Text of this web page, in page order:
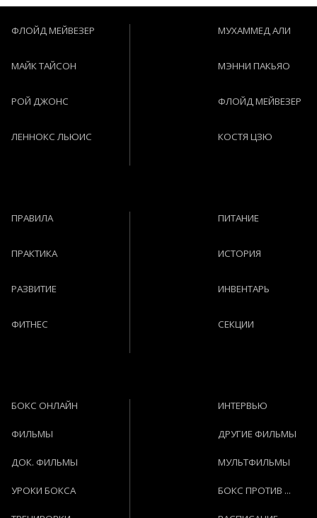
ФЛОЙД МЕЙВЕЗЕР
МАЙК ТАЙСОН
РОЙ ДЖОНС
ЛЕННОКС ЛЬЮИС
МУХАММЕД АЛИ
МЭННИ ПАКЬЯО
ФЛОЙД МЕЙВЕЗЕР
КОСТЯ ЦЗЮ
ПРАВИЛА
ПРАКТИКА
РАЗВИТИЕ
ФИТНЕС
ПИТАНИЕ
ИСТОРИЯ
ИНВЕНТАРЬ
СЕКЦИИ
БОКС ОНЛАЙН
ФИЛЬМЫ
ДОК. ФИЛЬМЫ
УРОКИ БОКСА
ИНТЕРВЬЮ
ДРУГИЕ ФИЛЬМЫ
МУЛЬТФИЛЬМЫ
БОКС ПРОТИВ ...